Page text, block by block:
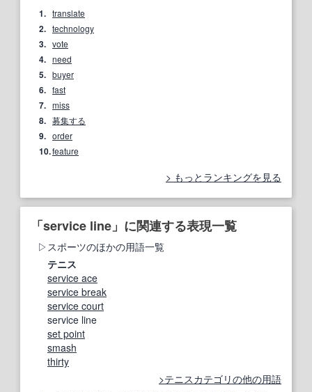
1. translate
2. technology
3. vote
4. need
5. buyer
6. fast
7. miss
8. 募集する
9. order
10.feature
もっとランキングを見る
「service line」に関連する表現一覧
スポーツのほかの用語一覧
テニス
service ace
service break
service court
service line
set point
smash
thirty
テニスカテゴリの他の用語